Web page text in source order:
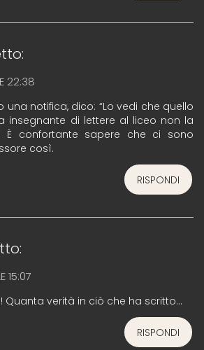
22:38
una notifica, dico: “Lo vedi che quello
insegnante di lettere al liceo non la
È confortante sapere che ci sono
così.
RISPONDI
15:07
Quanta verità in ciò che ha scritto…
RISPONDI